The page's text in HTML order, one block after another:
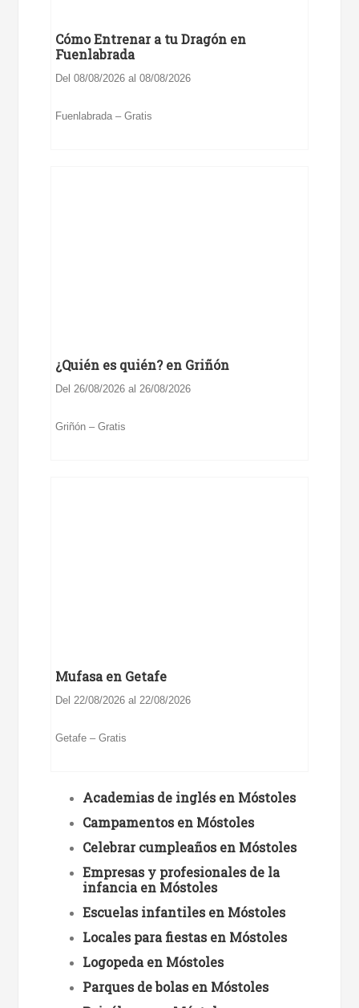
Cómo Entrenar a tu Dragón en
Fuenlabrada
Del 08/08/2026 al 08/08/2026
Fuenlabrada – Gratis
¿Quién es quién? en Griñón
Del 26/08/2026 al 26/08/2026
Griñón – Gratis
Mufasa en Getafe
Del 22/08/2026 al 22/08/2026
Getafe – Gratis
Academias de inglés en Móstoles
Campamentos en Móstoles
Celebrar cumpleaños en Móstoles
Empresas y profesionales de la
infancia en Móstoles
Escuelas infantiles en Móstoles
Locales para fiestas en Móstoles
Logopeda en Móstoles
Parques de bolas en Móstoles